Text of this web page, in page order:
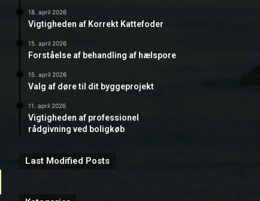
18. april 2026
Vigtigheden af Korrekt Kattefoder
15. april 2026
Forståelse af behandling af hælspore
15. april 2026
Valg af døre til dit byggeprojekt
11. april 2026
Vigtigheden af professionel
rådgivning ved boligkøb
Last Modified Posts